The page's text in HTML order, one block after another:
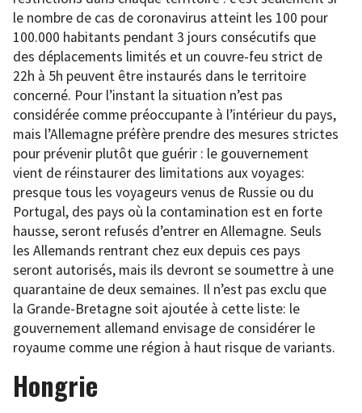
le nombre de cas de coronavirus atteint les 100 pour
100.000 habitants pendant 3 jours consécutifs que
des déplacements limités et un couvre-feu strict de
22h à 5h peuvent être instaurés dans le territoire
concerné. Pour l’instant la situation n’est pas
considérée comme préoccupante à l’intérieur du pays,
mais l’Allemagne préfère prendre des mesures strictes
pour prévenir plutôt que guérir : le gouvernement
vient de réinstaurer des limitations aux voyages:
presque tous les voyageurs venus de Russie ou du
Portugal, des pays où la contamination est en forte
hausse, seront refusés d’entrer en Allemagne. Seuls
les Allemands rentrant chez eux depuis ces pays
seront autorisés, mais ils devront se soumettre à une
quarantaine de deux semaines. Il n’est pas exclu que
la Grande-Bretagne soit ajoutée à cette liste: le
gouvernement allemand envisage de considérer le
royaume comme une région à haut risque de variants.
Hongrie